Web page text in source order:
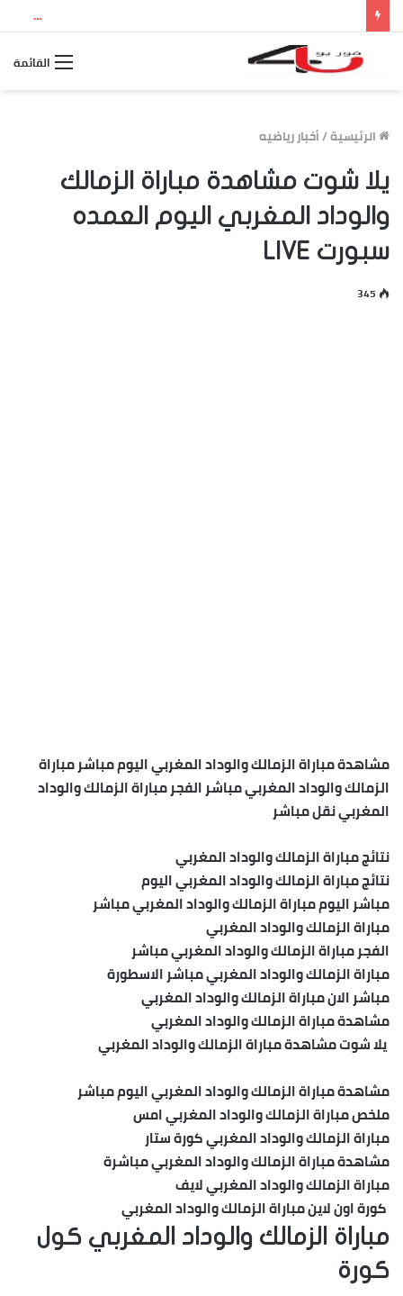
نتيجة الثانوية العامة 2026 بالاسم ورقم الجلوس.. استعلم الآن عن درجاتك والمجموع الكلي
القائمة
الرئيسية/أخبار رياضيه
يلا شوت مشاهدة مباراة الزمالك
والوداد المغربي اليوم العمده
سبورت LIVE
345
مشاهدة مباراة الزمالك والوداد المغربي اليوم مباشر مباراة
الزمالك والوداد المغربي مباشر الفجر مباراة الزمالك والوداد
المغربي نقل مباشر
نتائج مباراة الزمالك والوداد المغربي
نتائج مباراة الزمالك والوداد المغربي اليوم
مباشر اليوم مباراة الزمالك والوداد المغربي مباشر
مباراة الزمالك والوداد المغربي
الفجر مباراة الزمالك والوداد المغربي مباشر
مباراة الزمالك والوداد المغربي مباشر الاسطورة
مباشر الان مباراة الزمالك والوداد المغربي
مشاهدة مباراة الزمالك والوداد المغربي
يلا شوت مشاهدة مباراة الزمالك والوداد المغربي
مشاهدة مباراة الزمالك والوداد المغربي اليوم مباشر
ملخص مباراة الزمالك والوداد المغربي امس
مباراة الزمالك والوداد المغربي كورة ستار
مشاهدة مباراة الزمالك والوداد المغربي مباشرة
مباراة الزمالك والوداد المغربي لايف
كورة اون لاين مباراة الزمالك والوداد المغربي
مباراة الزمالك والوداد المغربي كول
كورة